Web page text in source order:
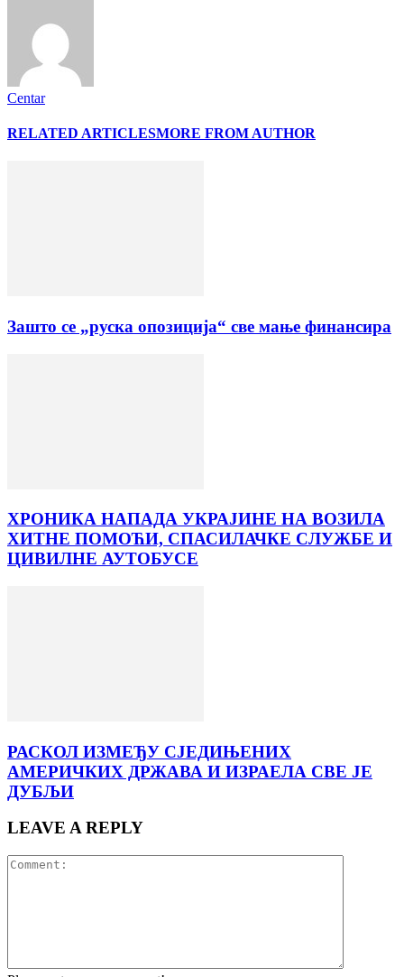
Centar
RELATED ARTICLESMORE FROM AUTHOR
Зашто се „руска опозиција“ све мање финансира
ХРОНИКА НАПАДА УКРАЈИНЕ НА ВОЗИЛА
ХИТНЕ ПОМОЋИ, СПАСИЛАЧКЕ СЛУЖБЕ И
ЦИВИЛНЕ АУТОБУСЕ
РАСКОЛ ИЗМЕЂУ СЈЕДИЊЕНИХ
АМЕРИЧКИХ ДРЖАВА И ИЗРАЕЛА СВЕ ЈЕ
ДУБЉИ
LEAVE A REPLY